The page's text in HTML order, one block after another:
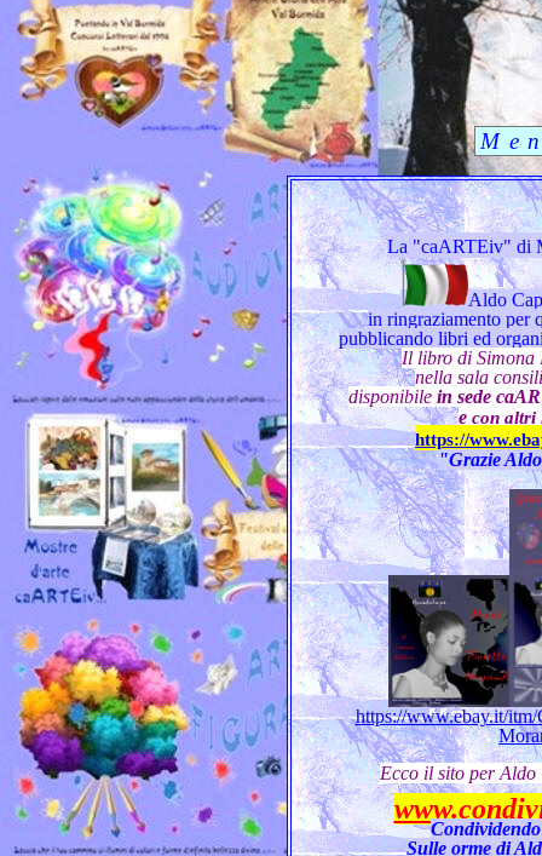
La "caARTEiv" di
Aldo
in ringraziamento per
pubblicando libri ed
Il libro di Simona
nella sala
disponibile in sede
e con altri
https://
"Grazie
https://www.ebay.it/
Ecco il sito per Aldo
Sulle orme di